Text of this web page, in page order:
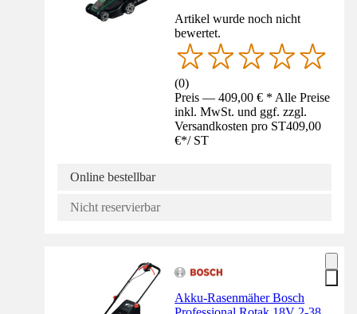
Artikel wurde noch nicht
bewertet.
(0)
Preis — 409,00 € * Alle Preise
inkl. MwSt. und ggf. zzgl.
Versandkosten pro ST409,00
€*/ ST
Online bestellbar
Nicht reservierbar
Akku-Rasenmäher Bosch